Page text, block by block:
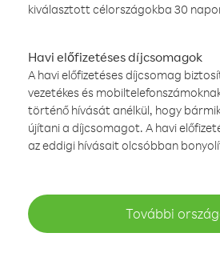
kiválasztott célországokba 30
Havi előfizetéses díjcsomagok
A havi előfizetéses díjcsomag
vezetékes és
történő hívását anélkül, hogy
újítani a díjcsomagot. A havi
az eddigi hívásait olcsóbban
További